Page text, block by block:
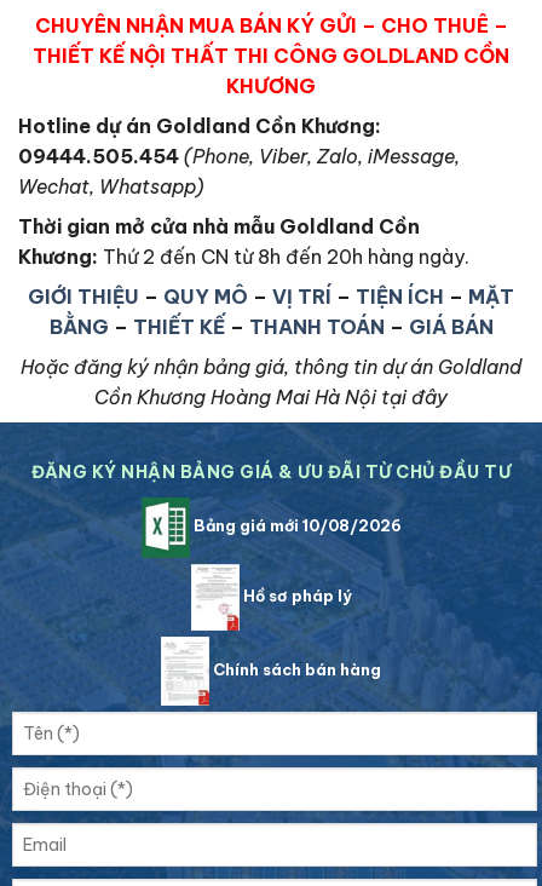
CHUYÊN NHẬN MUA BÁN KÝ GỬI – CHO THUÊ –
THIẾT KẾ NỘI THẤT THI CÔNG GOLDLAND CỒN
KHƯƠNG
Hotline dự án Goldland Cồn Khương:
09444.505.454 (Phone, Viber, Zalo, iMessage,
Wechat, Whatsapp)
Thời gian mở cửa nhà mẫu Goldland Cồn
Khương: Thứ 2 đến CN từ 8h đến 20h hàng ngày.
GIỚI THIỆU – QUY MÔ – VỊ TRÍ – TIỆN ÍCH – MẶT
BẰNG – THIẾT KẾ– THANH TOÁN – GIÁ BÁN
Hoặc đăng ký nhận bảng giá, thông tin dự án Goldland
Cồn Khương Hoàng Mai Hà Nội tại đây
ĐĂNG KÝ NHẬN BẢNG GIÁ & ƯU ĐÃI TỪ CHỦ ĐẦU TƯ
Bảng giá mới 10/08/2026
Hồ sơ pháp lý
Chính sách bán hàng